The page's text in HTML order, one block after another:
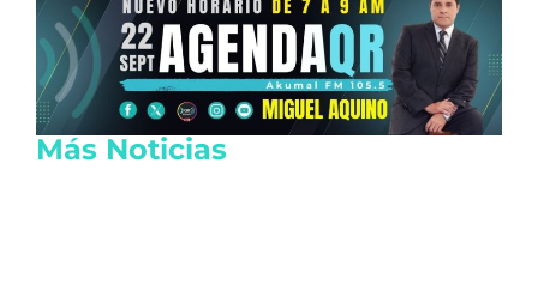
Más Noticias